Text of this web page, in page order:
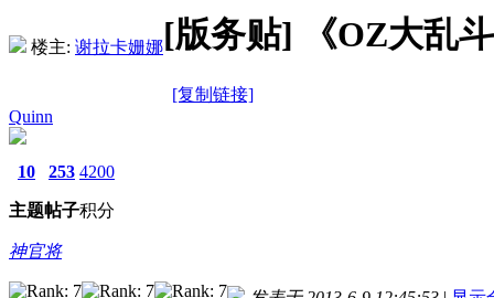
楼主: 谢拉卡姗娜[版务贴] 《OZ大乱
[复制链接]
Quinn
10
主题
253
帖子
4200
积分
神官将